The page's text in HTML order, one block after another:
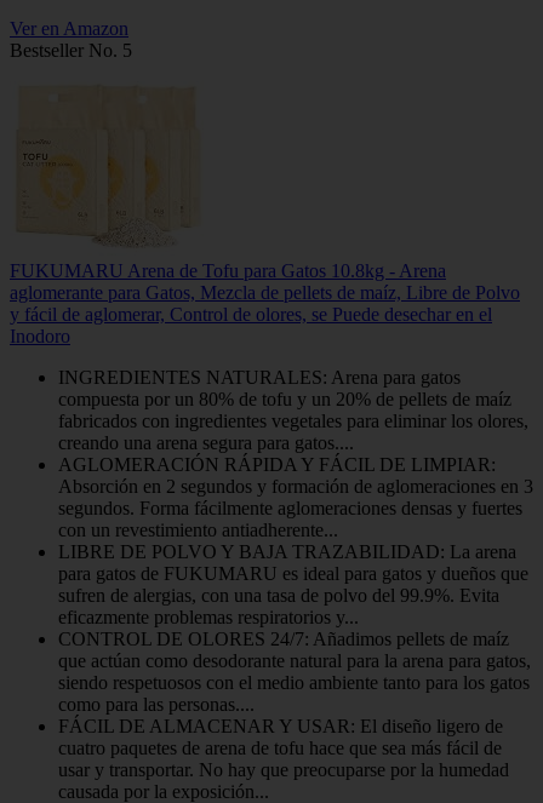
Ver en Amazon
Bestseller No. 5
FUKUMARU Arena de Tofu para Gatos 10.8kg - Arena
aglomerante para Gatos, Mezcla de pellets de maíz, Libre de Polvo
y fácil de aglomerar, Control de olores, se Puede desechar en el
Inodoro
INGREDIENTES NATURALES: Arena para gatos
compuesta por un 80% de tofu y un 20% de pellets de maíz
fabricados con ingredientes vegetales para eliminar los olores,
creando una arena segura para gatos....
AGLOMERACIÓN RÁPIDA Y FÁCIL DE LIMPIAR:
Absorción en 2 segundos y formación de aglomeraciones en 3
segundos. Forma fácilmente aglomeraciones densas y fuertes
con un revestimiento antiadherente...
LIBRE DE POLVO Y BAJA TRAZABILIDAD: La arena
para gatos de FUKUMARU es ideal para gatos y dueños que
sufren de alergias, con una tasa de polvo del 99.9%. Evita
eficazmente problemas respiratorios y...
CONTROL DE OLORES 24/7: Añadimos pellets de maíz
que actúan como desodorante natural para la arena para gatos,
siendo respetuosos con el medio ambiente tanto para los gatos
como para las personas....
FÁCIL DE ALMACENAR Y USAR: El diseño ligero de
cuatro paquetes de arena de tofu hace que sea más fácil de
usar y transportar. No hay que preocuparse por la humedad
causada por la exposición...